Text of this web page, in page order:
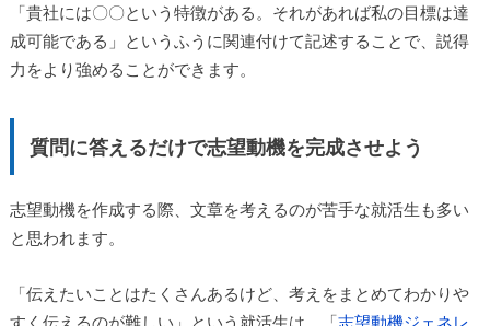
「貴社には〇〇という特徴がある。それがあれば私の目標は達
成可能である」というふうに関連付けて記述することで、説得
力をより強めることができます。
質問に答えるだけで志望動機を完成させよう
志望動機を作成する際、文章を考えるのが苦手な就活生も多い
と思われます。
「伝えたいことはたくさんあるけど、考えをまとめてわかりや
すく伝えるのが難しい」という就活生は、「志望動機ジェネレ